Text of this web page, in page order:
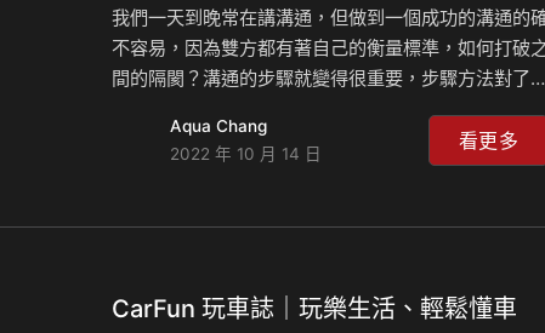
我們一天到晚常在講溝通，但做到一個成功的溝通的
不容易，因為雙方都有著自己的衡量標準，如何打破之
間的隔閡？溝通的步驟就變得很重要，步驟方法對了事
怎麼做，來聽KC老師上課嘍！
Aqua Chang
2022 年 10 月 14 日
看更多
CarFun 玩車誌｜玩樂生活、輕鬆懂車